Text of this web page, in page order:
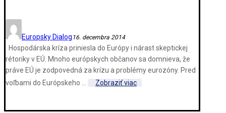
Europsky Dialog 16. decembra 2014
Hospodárska kríza priniesla do Európy i nárast skeptickej
rétoriky v EÚ. Mnoho európskych občanov sa domnieva, že
práve EÚ je zodpovedná za krízu a problémy eurozóny. Pred
voľbami do Európskeho ...
Zobraziť viac